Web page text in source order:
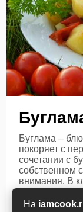
На
Буглама –
покоряет с
сочетании с
собственном
внимания. В
готовится...